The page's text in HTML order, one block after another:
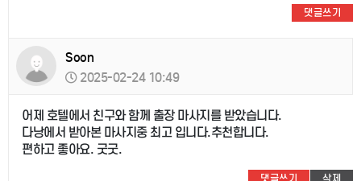
댓글쓰기
Soon
2025-02-24 10:49
어제 호텔에서 친구와 함께 출장 마사지를 받았습니다.
다낭에서 받아본 마사지중 최고 입니다.추천합니다.
편하고 좋아요. 굿굿.
댓글쓰기 삭제